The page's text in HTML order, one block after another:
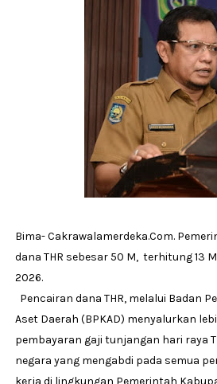
Bima- Cakrawalamerdeka.Com.
dana THR sebesar 50 M, terhitung 13
2026.
Pencairan dana THR, melalui Badan
Aset Daerah (BPKAD) menyalurkan
pembayaran gaji tunjangan hari raya
negara yang mengabdi pada semua
kerja di lingkungan Pemerintah